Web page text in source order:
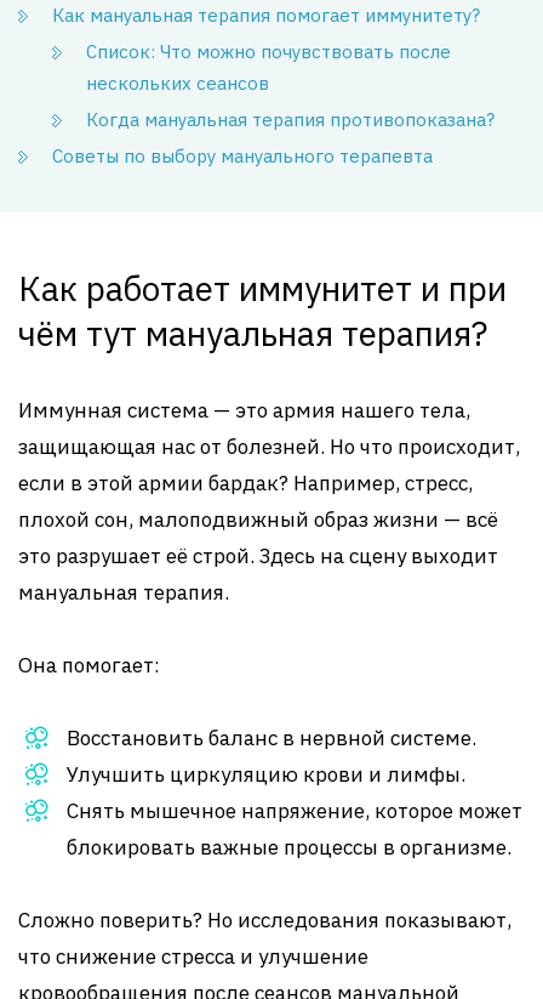
Как мануальная терапия помогает иммунитету?
Список: Что можно почувствовать после
нескольких сеансов
Когда мануальная терапия противопоказана?
Советы по выбору мануального терапевта
Как работает иммунитет и при
чём тут мануальная терапия?
Иммунная система — это армия нашего тела,
защищающая нас от болезней. Но что происходит,
если в этой армии бардак? Например, стресс,
плохой сон, малоподвижный образ жизни — всё
это разрушает её строй. Здесь на сцену выходит
мануальная терапия.
Она помогает:
Восстановить баланс в нервной системе.
Улучшить циркуляцию крови и лимфы.
Снять мышечное напряжение, которое может
блокировать важные процессы в организме.
Сложно поверить? Но исследования показывают,
что снижение стресса и улучшение
кровообращения после сеансов мануальной